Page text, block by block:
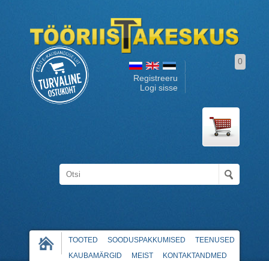
Registreeru
Logi sisse
0
TOOTED SOODUSPAKKUMISED
TEENUSED
KAUBAMÄRGID
MEIST KONTAKTANDMED